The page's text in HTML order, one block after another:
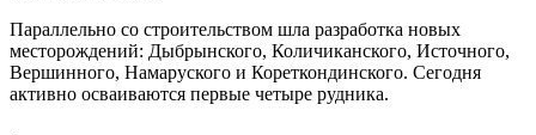
Параллельно со строительством шла разработка новых
месторождений: Дыбрынского, Количиканского, Источного,
Вершинного, Намаруского и Кореткондинского. Сегодня
активно осваиваются первые четыре рудника.